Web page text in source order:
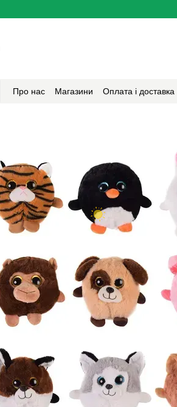
Про нас Магазини Оплата і доставка